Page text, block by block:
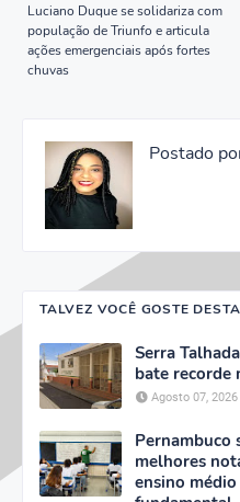
Luciano Duque se solidariza com
população de Triunfo e articula
ações emergenciais após fortes
chuvas
Postado
TALVEZ VOCÊ GOSTE
Serra
bate recorde
Agosto 07, 2026
Pernambuco
melhores
ensino